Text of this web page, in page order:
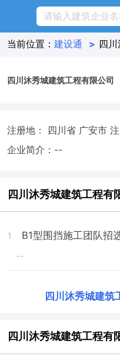
当前位置： 建设通 > 四
四川沐秀城建筑工程有限公司
注册地： 四川省 广安市
企业简介：--
四川沐秀城建筑工程有
1 B1型围挡施工团队招
--
四川沐秀城建筑
四川沐秀城建筑工程有